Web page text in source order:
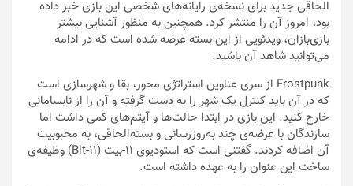
الحاقی جدید برای نسخه‌ی رایانه‌های شخصی این بازی خبر داده
بود، امروز آن را منتشر کرد. همچنین به منظور آشنایی بیشتر
بازی‌بازان، ویدئویی از این بسته عرضه شده است که در ادامه
می‌توانید شاهد آن باشید.
Frostpunk از سری عناوین استراتژی محور، بقا و شهرسازی است
که در آن باید کنترل یک شهر را به دست گرفته و آن را از نابسامانی
خارج کنید. این بازی در ابتدا حالت‌ها و آیتم‌های کمی داشت اما
سازندگان با عرضه‌ی چند به‌روزرسانی و بسته‌الحاقی، به محبوبیت
آن اضافه کردند. گفتنی است که استودیوی ۱۱-بیت (۱۱-Bit) وظیفه‌ی
ساخت این عنوان را به عهده داشته است.